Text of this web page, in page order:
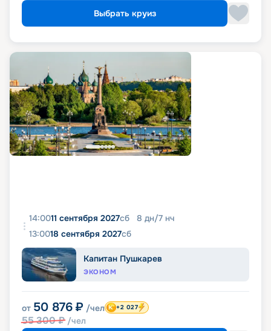
Выбрать круиз
14:0011 сентября 2027сб 8 дн/7 нч
13:0018 сентября 2027сб
Капитан Пушкарев
ЭКОНОМ
от 50 876 ₽ /чел
55 300₽ /чел
+2 027